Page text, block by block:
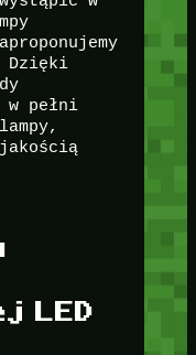
Dzięki
w pełni
LED